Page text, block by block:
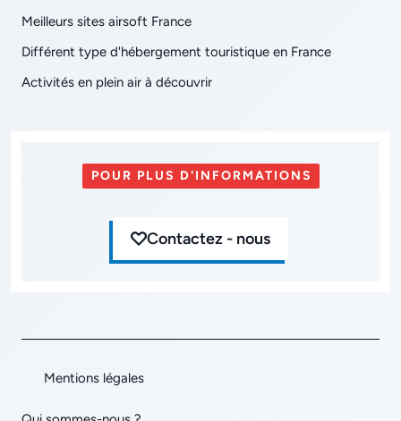
Meilleurs sites airsoft France
Différent type d'hébergement touristique en France
Activités en plein air à découvrir
POUR PLUS D'INFORMATIONS
Contactez - nous
Mentions légales